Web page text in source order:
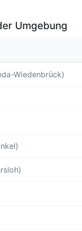
Umgebung
Wiedenbrück)